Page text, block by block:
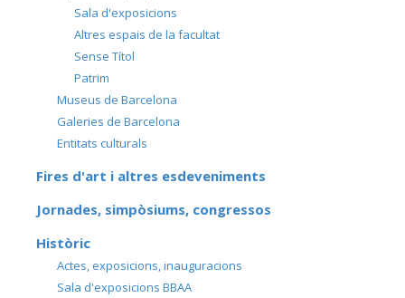
Sala d'exposicions
Altres espais de la facultat
Sense Títol
Patrim
Museus de Barcelona
Galeries de Barcelona
Entitats culturals
Fires d'art i altres esdeveniments
Jornades, simpòsiums, congressos
Històric
Actes, exposicions, inauguracions
Sala d'exposicions BBAA